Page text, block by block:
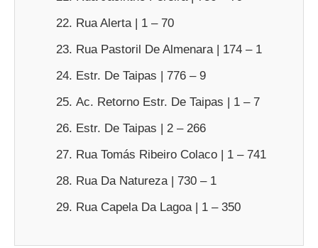
Rua Alerta | 1 – 70
Rua Pastoril De Almenara | 174 – 1
Estr. De Taipas | 776 – 9
Ac. Retorno Estr. De Taipas | 1 – 7
Estr. De Taipas | 2 – 266
Rua Tomás Ribeiro Colaco | 1 – 741
Rua Da Natureza | 730 – 1
Rua Capela Da Lagoa | 1 – 350